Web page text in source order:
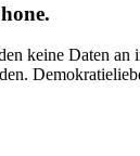
keine Daten